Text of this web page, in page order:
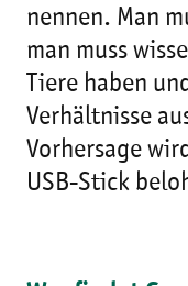
nennen. Man
man muss
Tiere haben
Verhältnisse
Vorhersage
USB-Stick